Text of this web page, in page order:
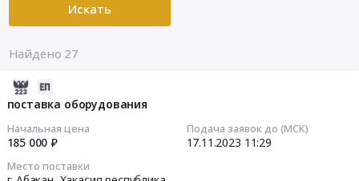
Искать
Найдено 27
поставка оборудования
Начальная цена
185 000 ₽
Подача заявок до (МСК)
17.11.2023 11:29
Место поставки